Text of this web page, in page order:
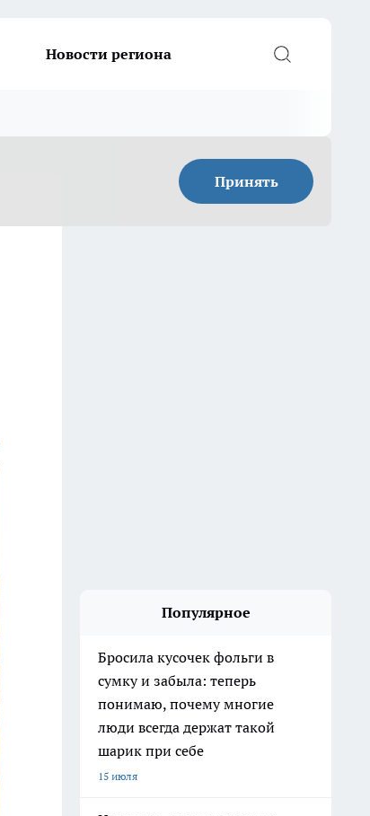
Новости региона
Принять
Популярное
Бросила кусочек фольги в
сумку и забыла: теперь
понимаю, почему многие
люди всегда держат такой
шарик при себе
15 июля